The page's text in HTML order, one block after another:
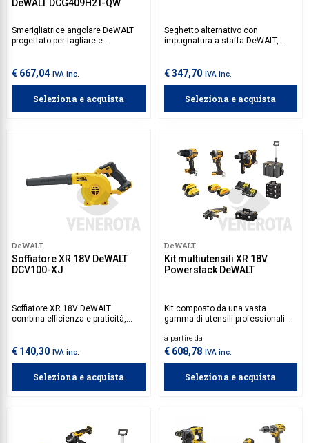
DeWALT DCG409H2T-QW
Smerigliatrice angolare DeWALT
progettato per tagliare e
con disco da 125 mm garantisce
manovrabilità e controllo ottimale,
Advantage permette di aumentare
la potenza.
€ 667,04 IVA inc.
Seleziona e acquista
Seghetto alternativo con
impugnatura a staffa DeWALT,
legno, metallo e plastica. Il design
ergonomico e l'impugnatura
rendendolo ideale per
professionisti. Batterie da
€ 347,70 IVA inc.
Seleziona e acquista
DeWALT
Soffiatore XR 18V DeWALT
DCV100-XJ
Soffiatore XR 18V DeWALT
combina efficienza e praticità,
negli spazi esterni. Leggero e
senza cavi, offre la massima
ideale per giardini, vialetti e aree
esterne.
€ 140,30 IVA inc.
Seleziona e acquista
DeWALT
Kit multiutensili XR 18V
Powerstack DeWALT
Kit composto da una vasta
gamma di utensili professionali.
tutte le tue esigenze.
a partire da
€ 608,78 IVA inc.
Seleziona e acquista